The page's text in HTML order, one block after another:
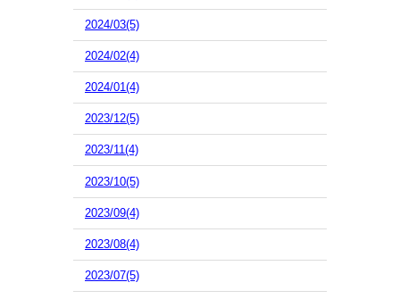
2024/03(5)
2024/02(4)
2024/01(4)
2023/12(5)
2023/11(4)
2023/10(5)
2023/09(4)
2023/08(4)
2023/07(5)